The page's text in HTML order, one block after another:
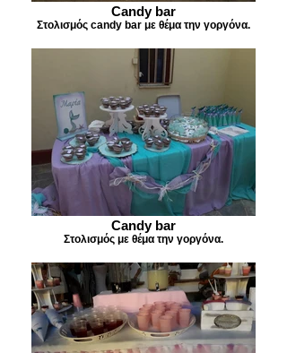
Candy bar
Στολισμός candy bar με θέμα την γοργόνα.
Candy bar
Στολισμός με θέμα την γοργόνα.